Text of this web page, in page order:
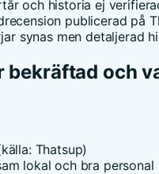
och historia ej
publicerad på
synas men detaljerad
bekräftad och
Thatsup)
lokal och bra personal